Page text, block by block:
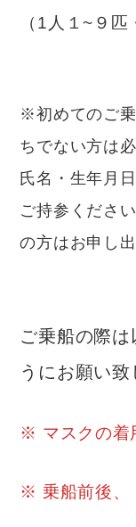
（1人１~９匹
※初めてのご
ちでない方は
氏名・生年月
ご持参くださ
の方はお申し
ご乗船の際は
うにお願い致
※ マスクの着
※ 乗船前後、